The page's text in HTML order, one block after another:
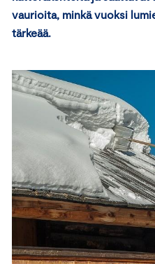
vaurioita, minkä vuoksi
tärkeää.